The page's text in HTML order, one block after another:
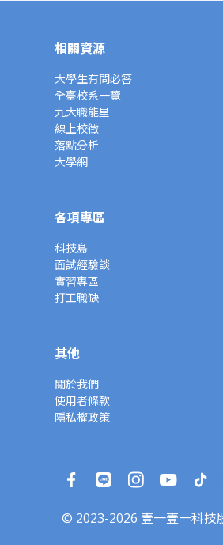
相關資源
大學生有問必答
全臺校系一覽
九大職能星
線上校徵
落點分析
大學網
各項專區
科技島
面試經驗談
實習專區
打工職缺
其他
關於我們
使用者條款
隱私權政策
© 2023-2026 壹一壹一科技